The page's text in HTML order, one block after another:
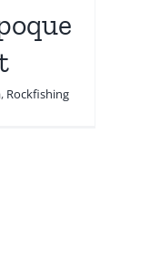
, Rockfishing